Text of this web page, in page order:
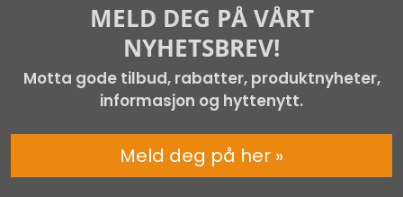
MELD DEG PÅ VÅRT
NYHETSBREV!
Motta gode tilbud, rabatter, produktnyheter,
informasjon og hyttenytt.
Meld deg på her »